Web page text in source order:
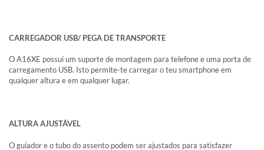
CARREGADOR USB/ PEGA DE TRANSPORTE
O A16XE possui um suporte de montagem para telefone e uma porta de
carregamento USB. Isto permite-te carregar o teu smartphone em
qualquer altura e em qualquer lugar.
ALTURA AJUSTÁVEL
O guiador e o tubo do assento podem ser ajustados para satisfazer